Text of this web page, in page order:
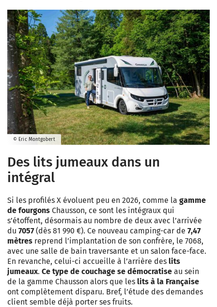
© Eric Montgobert
Des lits jumeaux dans un
intégral
Si les profilés X évoluent peu en 2026, comme la gamme
de fourgons Chausson, ce sont les intégraux qui
s’étoffent, désormais au nombre de deux avec l’arrivée
du 7057(dès 81 990 €). Ce nouveau camping-car de 7,47
mètres reprend l’implantation de son confrère, le 7068,
avec une salle de bain traversante et un salon face-face.
En revanche, celui-ci accueille à l’arrière des lits
jumeaux. Ce type de couchage se démocratise au sein
de la gamme Chausson alors que les lits à la Française
ont complètement disparu. Bref, l’étude des demandes
client semble déjà porter ses fruits.